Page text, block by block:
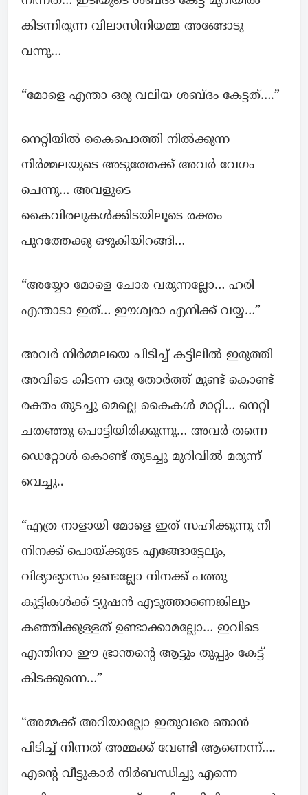
കിടന്നിരുന്ന വിലാസിനിയമ്മ അങ്ങോടു
വന്നു…
“മോളെ എന്താ ഒരു വലിയ ശബ്‍ദം കേട്ടത്….”
നെറ്റിയിൽ കൈപൊത്തി നിൽക്കുന്ന
നിർമ്മലയുടെ അടുത്തേക്ക് അവർ വേഗം
ചെന്നു… അവളുടെ
കൈവിരലുകൾക്കിടയിലൂടെ രക്തം
പുറത്തേക്കു ഒഴുകിയിറങ്ങി…
“അയ്യോ മോളെ ചോര വരുന്നല്ലോ… ഹരി
എന്താടാ ഇത്‌… ഈശ്വരാ എനിക്ക് വയ്യ…”
അവർ നിർമ്മലയെ പിടിച്ച് കട്ടിലിൽ ഇരുത്തി
അവിടെ കിടന്ന ഒരു തോർത്ത്‌ മുണ്ട് കൊണ്ട്
രക്തം തുടച്ചു മെല്ലെ കൈകൾ മാറ്റി… നെറ്റി
ചതഞ്ഞു പൊട്ടിയിരിക്കുന്നു… അവർ തന്നെ
ഡെറ്റോൾ കൊണ്ട് തുടച്ചു മുറിവിൽ മരുന്ന്
വെച്ചു..
“എത്ര നാളായി മോളെ ഇത്‌ സഹിക്കുന്നു നീ
നിനക്ക് പൊയ്ക്കൂടേ എങ്ങോട്ടേലും,
വിദ്യാഭ്യാസം ഉണ്ടല്ലോ നിനക്ക് പത്തു
കുട്ടികൾക്ക് ട്യൂഷൻ എടുത്താണെങ്കിലും
കഞ്ഞിക്കുള്ളത് ഉണ്ടാക്കാമല്ലോ… ഇവിടെ
എന്തിനാ ഈ ഭ്രാന്തന്റെ ആട്ടും തുപ്പും കേട്ട്
കിടക്കുന്നെ…”
“അമ്മക്ക് അറിയാല്ലോ ഇതുവരെ ഞാൻ
പിടിച്ച് നിന്നത് അമ്മക്ക് വേണ്ടി ആണെന്ന്….
എന്റെ വീട്ടുകാർ നിർബന്ധിച്ചു എന്നെ